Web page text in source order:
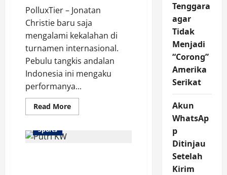
PolluxTier – Jonatan
Christie baru saja
mengalami kekalahan di
turnamen internasional.
Pebulu tangkis andalan
Indonesia ini mengaku
performanya...
Read MoreRead
more
Sports
Tenggara
agar
Tidak
Menjadi
“Corong”
Amerika
Serikat
Akun
WhatsAp
p
Ditinjau
Setelah
Kirim